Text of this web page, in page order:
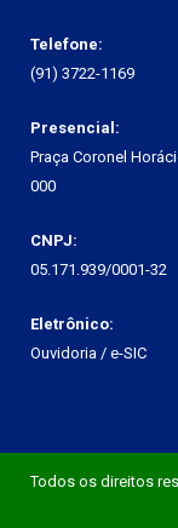
Telefone:
(91) 3722-1169
Presencial:
Praça Coronel
000
CNPJ:
05.171.939/0001-32
Eletrônico:
Ouvidoria / e-SIC
Todos os direitos